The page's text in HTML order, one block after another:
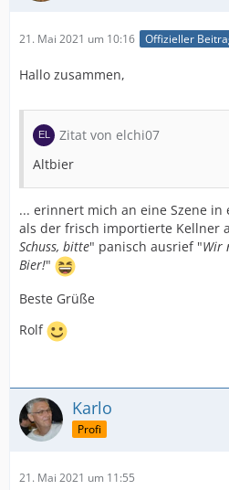
21. Mai 2021 um 10:16 Offizieller
Hallo zusammen,
Zitat von elchi07
Altbier
... erinnert mich an eine Szene in
als der frisch importierte Kellner
Schuss, bitte" panisch ausrief "Wir
Bier!"
Beste Grüße
Rolf
Karlo
Profi
21. Mai 2021 um 11:55